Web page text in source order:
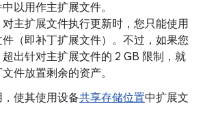
以用作主扩展文件。
主扩展文件执行更新时，您只能使用
（即补丁扩展文件）。不过，如果您
出针对主扩展文件的 2 GB 限制，就
件放置剩余的资产。
使其使用设备共享存储位置中扩展文